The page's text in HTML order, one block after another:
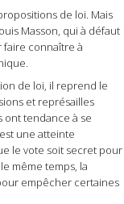
de loi. Mais
Masson, qui à défaut
faire connaître à
de loi, il reprend le
et représailles
ont tendance à se
une atteinte
le vote soit secret pour
même temps, la
empêcher certaines